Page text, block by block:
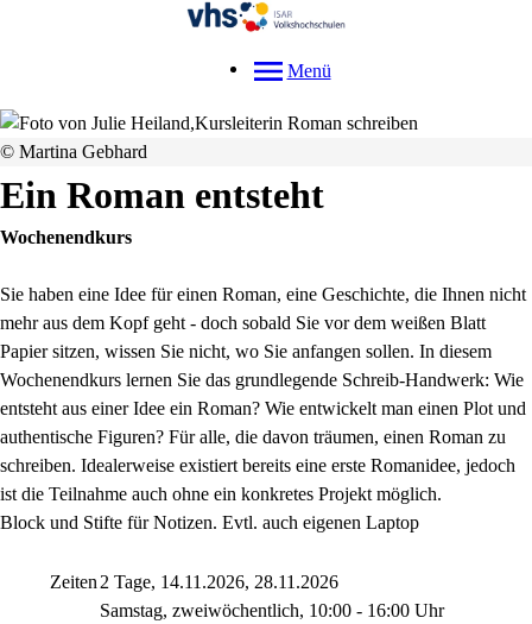
Menü
© Martina Gebhard
Ein Roman entsteht
Wochenendkurs
Sie haben eine Idee für einen Roman, eine Geschichte, die Ihnen nicht
mehr aus dem Kopf geht - doch sobald Sie vor dem weißen Blatt
Papier sitzen, wissen Sie nicht, wo Sie anfangen sollen. In diesem
Wochenendkurs lernen Sie das grundlegende Schreib-Handwerk: Wie
entsteht aus einer Idee ein Roman? Wie entwickelt man einen Plot und
authentische Figuren? Für alle, die davon träumen, einen Roman zu
schreiben. Idealerweise existiert bereits eine erste Romanidee, jedoch
ist die Teilnahme auch ohne ein konkretes Projekt möglich.
Block und Stifte für Notizen. Evtl. auch eigenen Laptop
Zeiten 2 Tage, 14.11.2026, 28.11.2026
Samstag, zweiwöchentlich, 10:00 - 16:00 Uhr